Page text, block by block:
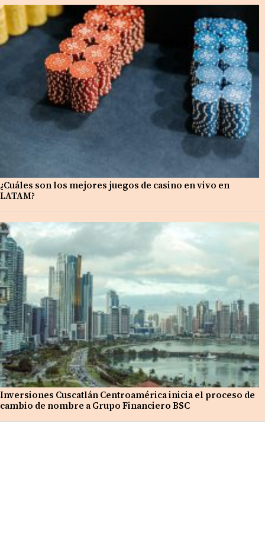
¿Cuáles son los mejores juegos de casino en vivo en
LATAM?
Inversiones Cuscatlán Centroamérica inicia el proceso de
cambio de nombre a Grupo Financiero BSC